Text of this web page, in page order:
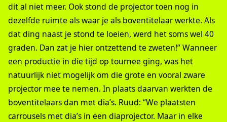
dit al niet meer. Ook stond de projector toen nog in
dezelfde ruimte als waar je als boventitelaar werkte. Als
dat ding naast je stond te loeien, werd het soms wel 40
graden. Dan zat je hier ontzettend te zweten!” Wanneer
een productie in die tijd op tournee ging, was het
natuurlijk niet mogelijk om die grote en vooral zware
projector mee te nemen. In plaats daarvan werkten de
boventitelaars dan met dia’s. Ruud: “We plaatsten
carrousels met dia’s in een diaprojector. Maar in elke